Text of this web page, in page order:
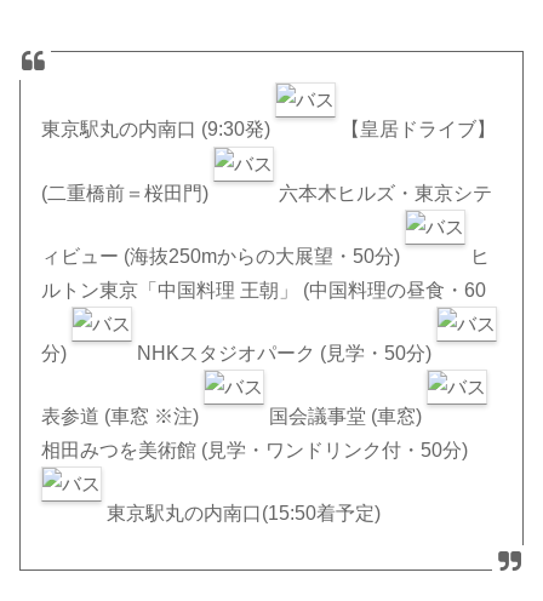
東京駅丸の内南口 (9:30発) 【皇居ドライブ】
(二重橋前＝桜田門) 六本木ヒルズ・東京シテ
ィビュー (海抜250mからの大展望・50分)
ヒ
ルトン東京「中国料理 王朝」 (中国料理の昼食・60
分) NHKスタジオパーク (見学・50分)
表参道 (車窓 ※注) 国会議事堂 (車窓)
相田みつを美術館 (見学・ワンドリンク付・50分)
東京駅丸の内南口(15:50着予定)